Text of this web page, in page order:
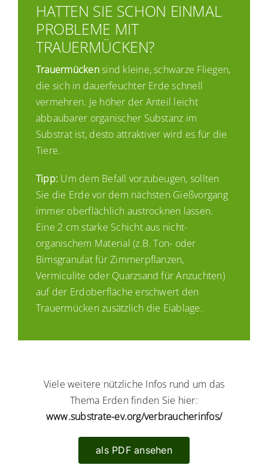
HATTEN SIE SCHON EINMAL
PROBLEME MIT
TRAUERMÜCKEN?
Trauermückensind kleine, schwarze Fliegen,
die sich in dauerfeuchter Erde schnell
vermehren. Je höher der Anteil leicht
abbaubarer organischer Substanz im
Substrat ist, desto attraktiver wird es für die
Tiere.
Tipp: Um dem Befall vorzubeugen, sollten
Sie die Erde vor dem nächsten Gießvorgang
immer oberflächlich austrocknen lassen.
Eine 2 cm starke Schicht aus nicht-
organischem Material (z.B. Ton- oder
Bimsgranulat für Zimmerpflanzen,
Vermiculite oder Quarzsand für Anzuchten)
auf der Erdoberfläche erschwert den
Trauermücken zusätzlich die Eiablage.
Viele weitere nützliche Infos rund um das
Thema Erden finden Sie hier:
www.substrate-ev.org/verbraucherinfos/
als PDF ansehen